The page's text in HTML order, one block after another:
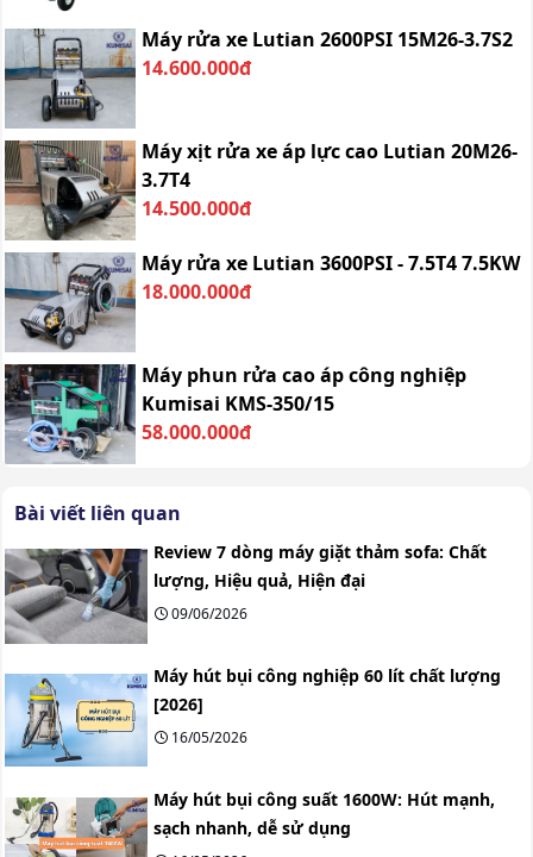
Máy rửa xe Lutian 2600PSI 15M26-3.7S2
14.600.000đ
Máy xịt rửa xe áp lực cao Lutian 20M26-
3.7T4
14.500.000đ
Máy rửa xe Lutian 3600PSI - 7.5T4 7.5KW
18.000.000đ
Máy phun rửa cao áp công nghiệp
Kumisai KMS-350/15
58.000.000đ
Bài viết liên quan
Review 7 dòng máy giặt thảm sofa: Chất
lượng, Hiệu quả, Hiện đại
09/06/2026
Máy hút bụi công nghiệp 60 lít chất lượng
[2026]
16/05/2026
Máy hút bụi công suất 1600W: Hút mạnh,
sạch nhanh, dễ sử dụng